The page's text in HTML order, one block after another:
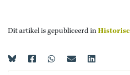
Dit artikel is gepubliceerd in